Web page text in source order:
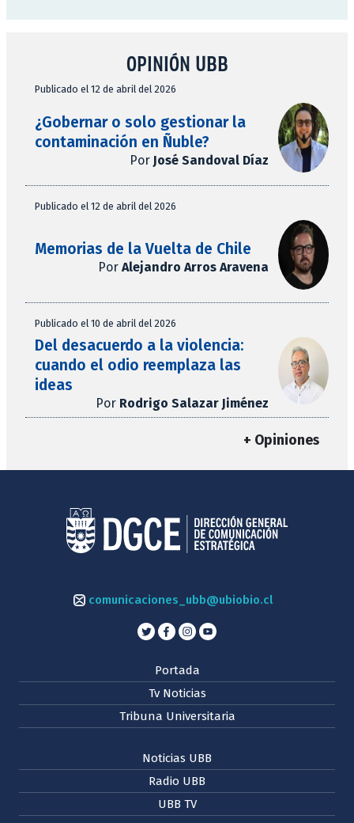
OPINIÓN UBB
Publicado el 12 de abril del 2026
¿Gobernar o solo gestionar la
contaminación en Ñuble?
Por José Sandoval Díaz
Publicado el 12 de abril del 2026
Memorias de la Vuelta de Chile
Por Alejandro Arros Aravena
Publicado el 10 de abril del 2026
Del desacuerdo a la violencia:
cuando el odio reemplaza las
ideas
Por Rodrigo Salazar Jiménez
+ Opiniones
comunicaciones_ubb@ubiobio.cl
Portada
Tv Noticias
Tribuna Universitaria
Noticias UBB
Radio UBB
UBB TV